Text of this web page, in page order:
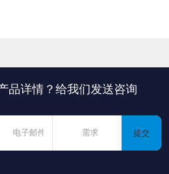
品详情？给我们发送咨询
提交